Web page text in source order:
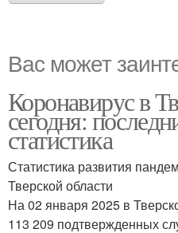
Вас может
Коронавирус в
сегодня:
статистика
Статистика развития
Тверской области
На 02 января 2025 в
113 209 подтвержденных